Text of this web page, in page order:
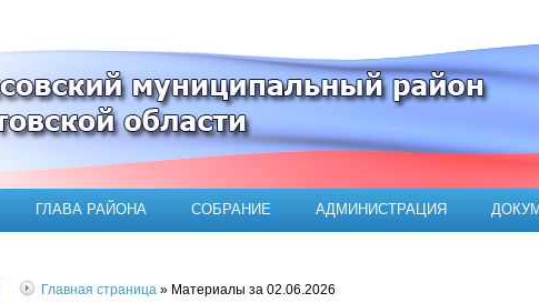
Марксовского муниципального района
ГЛАВА РАЙОНА СОБРАНИЕ АДМИНИСТРАЦИЯ
Главная страница » Материалы за 02.06.2026